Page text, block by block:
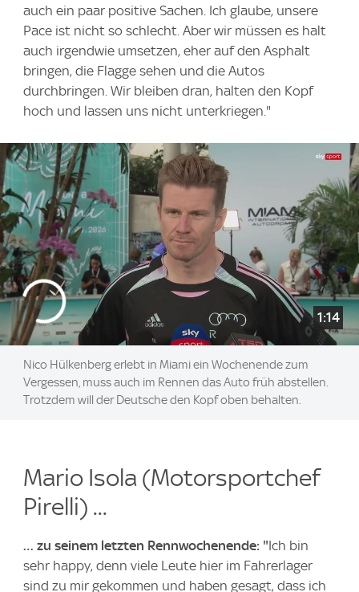
auch ein paar positive Sachen. Ich glaube, unsere
Pace ist nicht so schlecht. Aber wir müssen es halt
auch irgendwie umsetzen, eher auf den Asphalt
bringen, die Flagge sehen und die Autos
durchbringen. Wir bleiben dran, halten den Kopf
hoch und lassen uns nicht unterkriegen."
1:14
Nico Hülkenberg erlebt in Miami ein Wochenende zum
Vergessen, muss auch im Rennen das Auto früh abstellen.
Trotzdem will der Deutsche den Kopf oben behalten.
Mario Isola (Motorsportchef
Pirelli) ...
… zu seinem letzten Rennwochenende: "Ich bin
sehr happy, denn viele Leute hier im Fahrerlager
sind zu mir gekommen und haben gesagt, dass ich